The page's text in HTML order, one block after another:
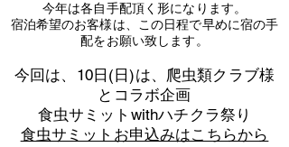
今年は各自手配頂く形になります。
​宿泊希望のお客様は、この日程で早めに宿の手
配をお願い致します。
​今回は、10日(日)は、爬虫類クラブ様
とコラボ企画
​食虫サミットwithハチクラ祭り
食虫サミットお申込みはこちらから